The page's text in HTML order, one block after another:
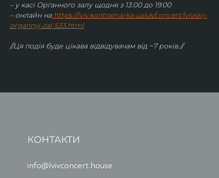
– у касі Органного залу щодня з 13:00 до 19:00
– онлайн на https://lviv.kontramarka.ua/uk/concert/lvivskij-
organnyj-zal-533.html
//Ця подія буде цікава відвідувачам від ~7 років.//
КОНТАКТИ
info@lvivconcert.house